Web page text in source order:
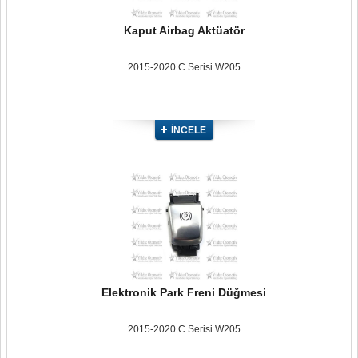
Kaput Airbag Aktüatör
2015-2020 C Serisi W205
İNCELE
Elektronik Park Freni Düğmesi
2015-2020 C Serisi W205